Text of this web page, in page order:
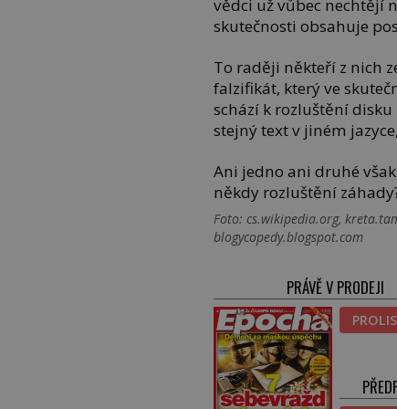
vědci už vůbec nechtějí
skutečnosti obsahuje
To raději někteří z nich
falzifikát, který ve
schází k rozluštění
stejný text v jiném
Ani jedno ani druhé
někdy rozluštění
Foto: cs.wikipedia.org,
blogycopedy.blogspot.com
PRÁVĚ V PRODEJI